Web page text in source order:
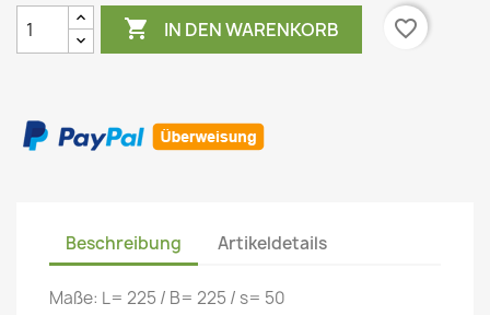
 IN DEN WARENKORB favorite_border
Beschreibung Artikeldetails
Maße: L= 225 / B= 225 / s= 50